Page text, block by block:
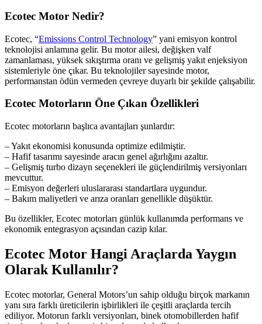
Ecotec Motor Nedir?
Ecotec, “Emissions Control Technology” yani emisyon kontrol
teknolojisi anlamına gelir. Bu motor ailesi, değişken valf
zamanlaması, yüksek sıkıştırma oranı ve gelişmiş yakıt enjeksiyon
sistemleriyle öne çıkar. Bu teknolojiler sayesinde motor,
performanstan ödün vermeden çevreye duyarlı bir şekilde çalışabilir.
Ecotec Motorların Öne Çıkan Özellikleri
Ecotec motorların başlıca avantajları şunlardır:
– Yakıt ekonomisi konusunda optimize edilmiştir.
– Hafif tasarımı sayesinde aracın genel ağırlığını azaltır.
– Gelişmiş turbo dizayn seçenekleri ile güçlendirilmiş versiyonları
mevcuttur.
– Emisyon değerleri uluslararası standartlara uygundur.
– Bakım maliyetleri ve arıza oranları genellikle düşüktür.
Bu özellikler, Ecotec motorları günlük kullanımda performans ve
ekonomik entegrasyon açısından cazip kılar.
Ecotec Motor Hangi Araçlarda Yaygın
Olarak Kullanılır?
Ecotec motorlar, General Motors’un sahip olduğu birçok markanın
yanı sıra farklı üreticilerin işbirlikleri ile çeşitli araçlarda tercih
ediliyor. Motorun farklı versiyonları, binek otomobillerden hafif